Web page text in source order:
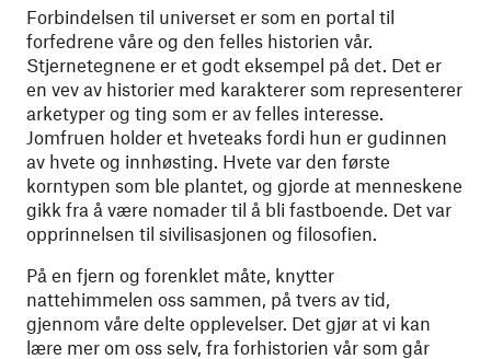
Forbindelsen til universet er som en portal til
forfedrene våre og den felles historien vår.
Stjernetegnene er et godt eksempel på det. Det er
en vev av historier med karakterer som representerer
arketyper og ting som er av felles interesse.
Jomfruen holder et hveteaks fordi hun er gudinnen
av hvete og innhøsting. Hvete var den første
korntypen som ble plantet, og gjorde at menneskene
gikk fra å være nomader til å bli fastboende. Det var
opprinnelsen til sivilisasjonen og filosofien.
På en fjern og forenklet måte, knytter
nattehimmelen oss sammen, på tvers av tid,
gjennom våre delte opplevelser. Det gjør at vi kan
lære mer om oss selv, fra forhistorien vår som går